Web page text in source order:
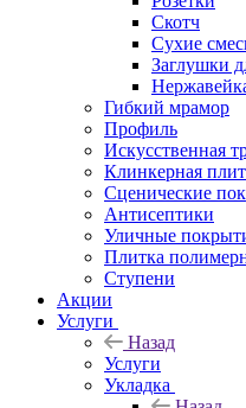
Скотч
Сухие
Заглушки
Гибкий мрамор
Профиль
Искусственная
Клинкерная
Сценические
Антисептики
Уличные
Плитка
Ступени
Акции
Услуги
Назад
Услуги
Укладка